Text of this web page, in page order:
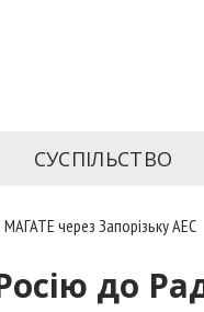
міста Запоріжжя.
СУСПІЛЬСТВО
через Запорізьку АЕС
до